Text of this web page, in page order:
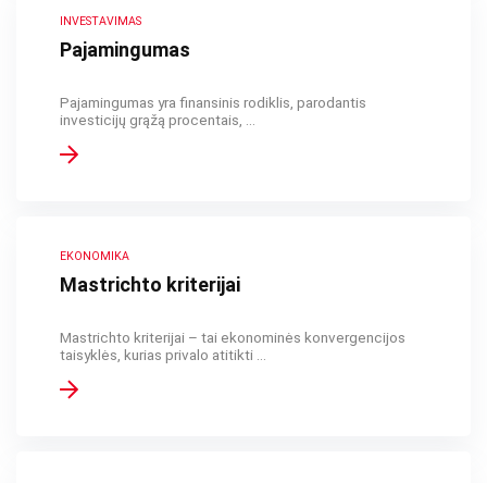
INVESTAVIMAS
Pajamingumas
Pajamingumas yra finansinis rodiklis, parodantis
investicijų grąžą procentais, ...
EKONOMIKA
Mastrichto kriterijai
Mastrichto kriterijai – tai ekonominės konvergencijos
taisyklės, kurias privalo atitikti ...